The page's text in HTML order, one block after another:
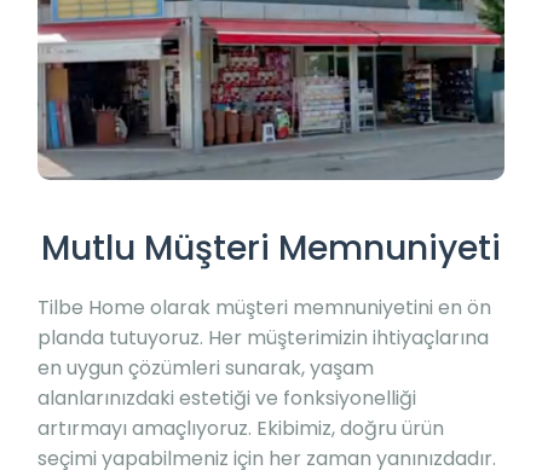
Mutlu Müşteri Memnuniyeti
Tilbe Home olarak müşteri memnuniyetini en ön
planda tutuyoruz. Her müşterimizin ihtiyaçlarına
en uygun çözümleri sunarak, yaşam
alanlarınızdaki estetiği ve fonksiyonelliği
artırmayı amaçlıyoruz. Ekibimiz, doğru ürün
seçimi yapabilmeniz için her zaman yanınızdadır.